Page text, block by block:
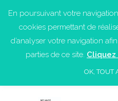
En poursuivant votre
cookies permettant de
d’analyser votre navigation
parties de ce site. Cliquez
OK, TOUT